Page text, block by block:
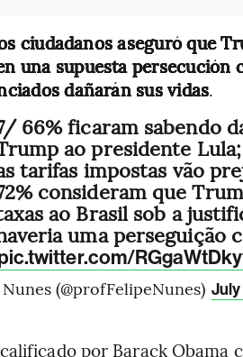
ciudadanos aseguró que
una supuesta
dañarán sus vidas.
66% ficaram sabendo
ao presidente
tarifas impostas vão
consideram que
ao Brasil sob a
uma perseguição
(@profFelipeNunes) July
por Barack Obama